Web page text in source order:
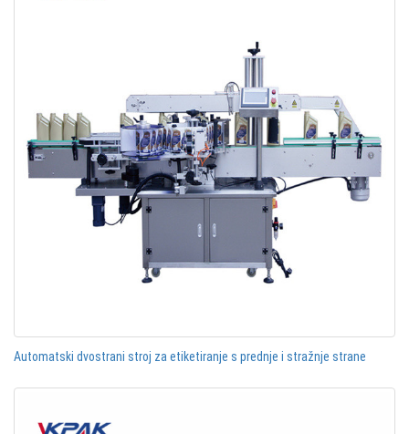
Automatski dvostrani stroj za etiketiranje s prednje i stražnje strane